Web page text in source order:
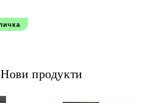
Нови продукти